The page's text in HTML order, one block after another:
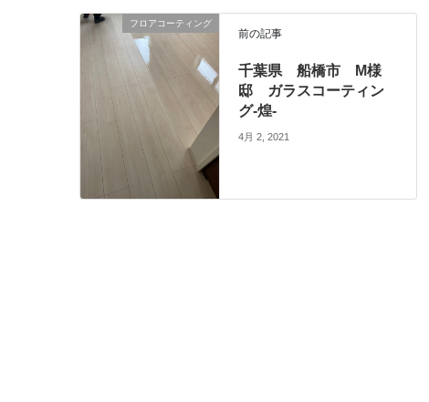
フロアコーティング
前の記事
千葉県 船橋市 M様
邸 ガラスコーティン
グ-煌-
4月 2, 2021